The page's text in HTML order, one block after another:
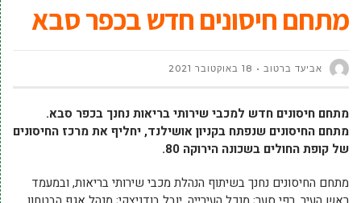
מתחם חיסונים חדש בכפר סבא
אביעד ברטוב 18 באוקטובר 2021
מתחם חיסונים חדש למכבי שירותי בריאות נחנך בכפר סבא.
מתחם החיסונים שנפתח בקניון אושילנד, יחליף את מרכז החיסונים
של קופת החולים בשכונה הירוקה 80.
מתחם החיסונים נחנך בשיתוף הנהלת מכבי שירותי בריאות, ובמעמד